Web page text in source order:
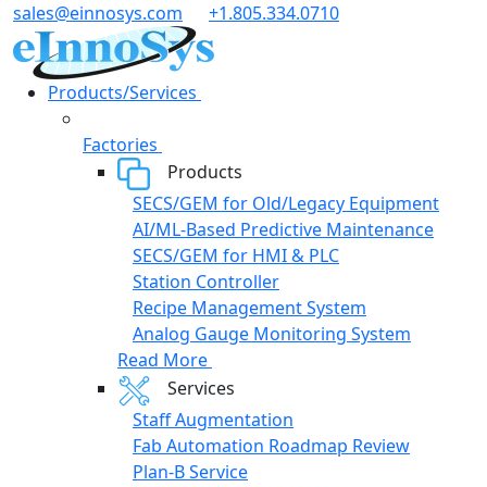
Skip
to
content
sales@einnosys.com +1.805.334.0710
Products/Services
Factories
Products
SECS/GEM for Old/Legacy Equipment
AI/ML-Based Predictive Maintenance
SECS/GEM for HMI & PLC
Station Controller
Recipe Management System
Analog Gauge Monitoring System
Read More
Services
Staff Augmentation
Fab Automation Roadmap Review
Plan-B Service